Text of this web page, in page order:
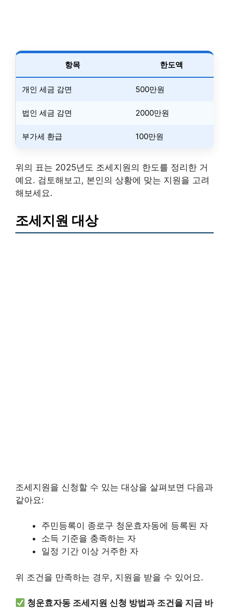
항목 한도액
개인 세금 감면 500만원
법인 세금 감면 2000만원
부가세 환급 100만원
위의 표는 2025년도 조세지원의 한도를 정리한 거
예요. 검토해보고, 본인의 상황에 맞는 지원을 고려
해보세요.
조세지원 대상
조세지원을 신청할 수 있는 대상을 살펴보면 다음과
같아요:
주민등록이 종로구 청운효자동에 등록된 자
소득 기준을 충족하는 자
일정 기간 이상 거주한 자
위 조건을 만족하는 경우, 지원을 받을 수 있어요.
청운효자동 조세지원 신청 방법과 조건을 지금 바